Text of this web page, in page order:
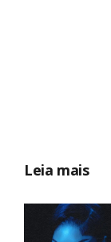
Leia mais